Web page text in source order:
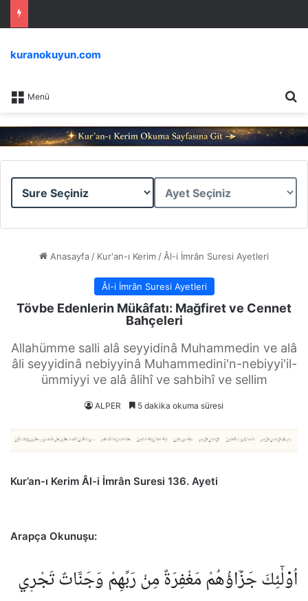
Menü
kuranokuyun.com
Sure
Ayet
Anasayfa / Kur'an-ı Kerim / Âl-i İmrân Suresi Ayetleri
Âl-i İmrân Suresi Ayetleri
Tövbe Edenlerin Mükâfatı: Mağfiret ve Cennet
Bahçeleri
Allahümme salli alâ seyyidinâ Muhammedin ve alâ
âli seyyidinâ nebiyyinâ Muhammedini'n-nebiyyi'il-
ümmiyyi ve alâ âlihî ve sahbihî ve sellim
ALPER 5 dakika okuma süresi
Kur’an-ı Kerim Âl-i İmrân Suresi 136. Ayeti
Arapça Okunuşu:
اُو۬لٰٓئِكَ جَزَٓاؤُهُمْ مَغْفِرَةٌ مِنْ رَبِّهِمْ وَجَنَّاتٌ تَجْر۪ي